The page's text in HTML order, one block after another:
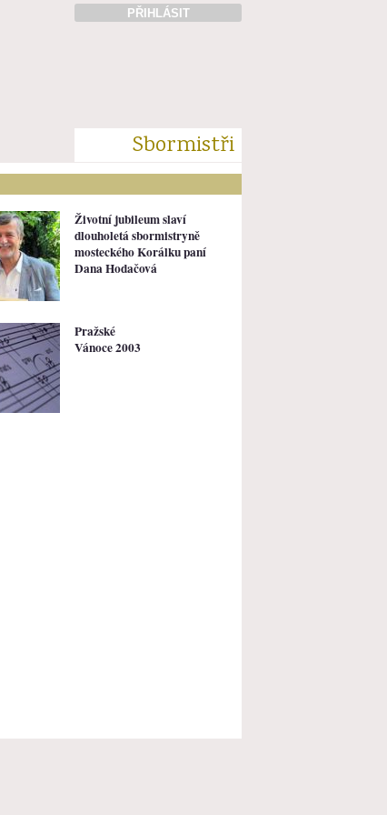
PŘIHLÁSIT
Sbormistři
Životní jubileum slaví
dlouholetá sbormistryně
mosteckého Korálku paní
Dana Hodačová
Pražské
Vánoce 2003